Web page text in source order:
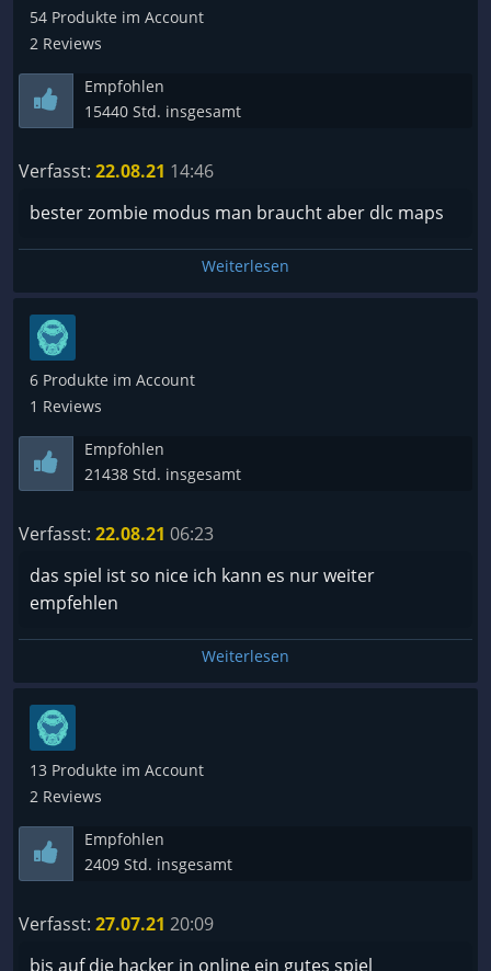
54 Produkte im Account
2 Reviews
Empfohlen
15440 Std. insgesamt
Verfasst: 22.08.21 14:46
bester zombie modus man braucht aber dlc maps
Weiterlesen
6 Produkte im Account
1 Reviews
Empfohlen
21438 Std. insgesamt
Verfasst: 22.08.21 06:23
das spiel ist so nice ich kann es nur weiter
empfehlen
Weiterlesen
13 Produkte im Account
2 Reviews
Empfohlen
2409 Std. insgesamt
Verfasst: 27.07.21 20:09
bis auf die hacker in online ein gutes spiel